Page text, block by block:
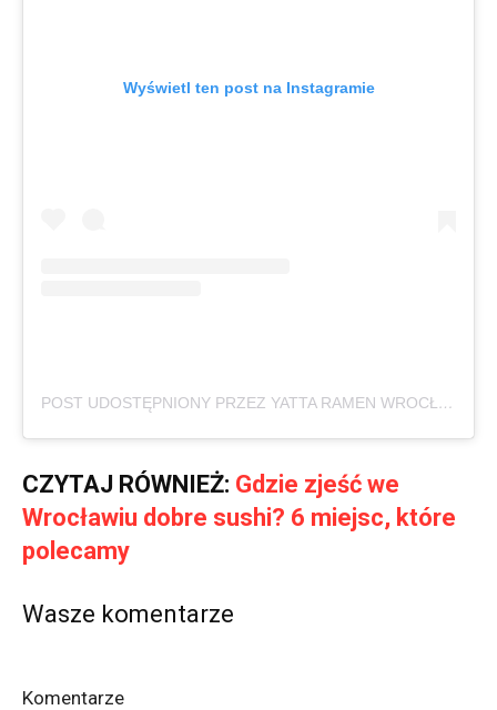
Wyświetl ten post na Instagramie
POST UDOSTĘPNIONY PRZEZ YATTA RAMEN WROCŁAW (@YATTARAMENWRO)
CZYTAJ RÓWNIEŻ: Gdzie zjeść we
Wrocławiu dobre sushi? 6 miejsc, które
polecamy
Wasze komentarze
Komentarze